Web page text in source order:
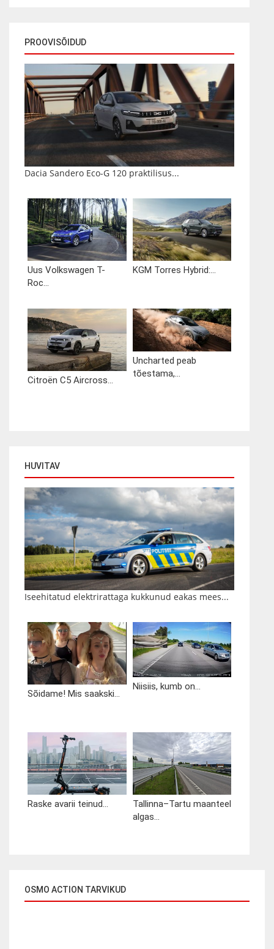
PROOVISÕIDUD
Dacia Sandero Eco-G 120 praktilisus...
Uus Volkswagen T-
Roc...
KGM Torres Hybrid:...
Citroën C5 Aircross...
Uncharted peab
tõestama,...
HUVITAV
Iseehitatud elektrirattaga kukkunud eakas mees...
Sõidame! Mis saakski...
Niisiis, kumb on...
Raske avarii teinud...
Tallinna–Tartu maanteel
algas...
OSMO ACTION TARVIKUD